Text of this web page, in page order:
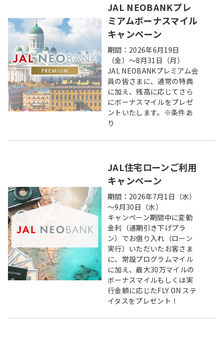
JAL NEOBANKプレ
ミアムボーナスマイル
キャンペーン
期間：2026年6月19日
（金）～8月31日（月）
JAL NEOBANKプレミアム会
員の皆さまに、通常の特典
に加え、残高に応じてさら
にボーナスマイルをプレゼ
ントいたします。※条件あ
り
JAL住宅ローンご利用
キャンペーン
期間：2026年7月1日（水）
～9月30日（水）
キャンペーン期間中に変動
金利（通期引き下げプラ
ン）でお借り入れ（ローン
実行）いただいたお客さま
に、常設プログラムマイル
に加え、最大30万マイルの
ボーナスマイルもしくは実
行金額に応じたFLY ON ステ
イタスをプレゼント！